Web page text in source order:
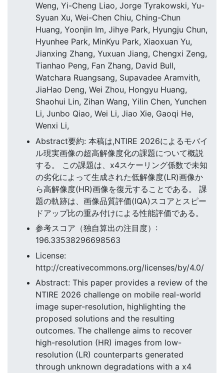
Weng, Yi-Cheng Liao, Jorge Tyrakowski, Yu-
Syuan Xu, Wei-Chen Chiu, Ching-Chun
Huang, Yoonjin Im, Jihye Park, Hyungju Chun,
Hyunhee Park, MinKyu Park, Xiaoxuan Yu,
Jianxing Zhang, Yuxuan Jiang, Chengxi Zeng,
Tianhao Peng, Fan Zhang, David Bull,
Watchara Ruangsang, Supavadee Aramvith,
JiaHao Deng, Wei Zhou, Hongyu Huang,
Shaohui Lin, Zihan Wang, Yilin Chen, Yunchen
Li, Junbo Qiao, Wei Li, Jiao Xie, Gaoqi He,
Wenxi Li,
Abstract要約: 本稿は,NTIRE 2026によるモバイ
ル現実画像の超高解像度化の課題について概説
する。 この課題は、x4スケーリング係数で未知
の劣化によって生成された低解像度(LR)画像か
ら高解像度(HR)画像を復元することである。 課
題の軌跡は、画像品質評価(IQA)スコアとスピー
ドアップ比の重み付けによる性能評価である。
参考スコア（独自算出の注目度）:
196.33538296698563
License:
http://creativecommons.org/licenses/by/4.0/
Abstract: This paper provides a review of the
NTIRE 2026 challenge on mobile real-world
image super-resolution, highlighting the
proposed solutions and the resulting
outcomes. The challenge aims to recover
high-resolution (HR) images from low-
resolution (LR) counterparts generated
through unknown degradations with a x4